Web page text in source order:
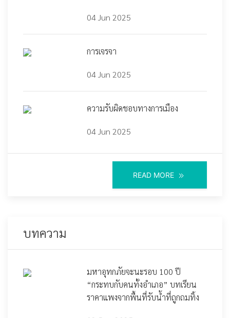
04 Jun 2025
การเจรจา
04 Jun 2025
ความรับผิดชอบทางการเมือง
04 Jun 2025
READ MORE
บทความ
มหาอุทกภัยจะนะรอบ 100 ปี
“กระทบกับคนทั้งอำเภอ” บทเรียน
ราคาแพงจากพื้นที่รับน้ำที่ถูกถมทิ้ง